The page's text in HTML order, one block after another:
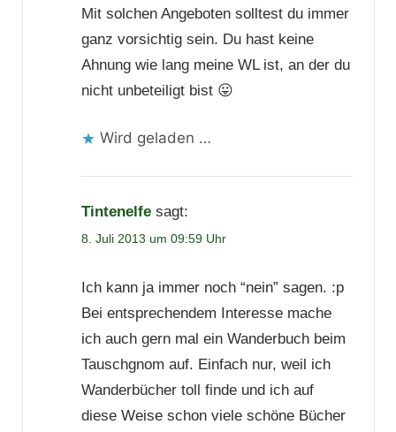
Mit solchen Angeboten solltest du immer
ganz vorsichtig sein. Du hast keine
Ahnung wie lang meine WL ist, an der du
nicht unbeteiligt bist 😛
Wird geladen …
Tintenelfe sagt:
8. Juli 2013 um 09:59 Uhr
Ich kann ja immer noch “nein” sagen. :p
Bei entsprechendem Interesse mache
ich auch gern mal ein Wanderbuch beim
Tauschgnom auf. Einfach nur, weil ich
Wanderbücher toll finde und ich auf
diese Weise schon viele schöne Bücher